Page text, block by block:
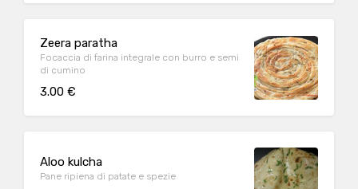
Zeera paratha
Focaccia di farina integrale con burro e semi
di cumino
3.00 €
Aloo kulcha
Pane ripiena di patate e spezie